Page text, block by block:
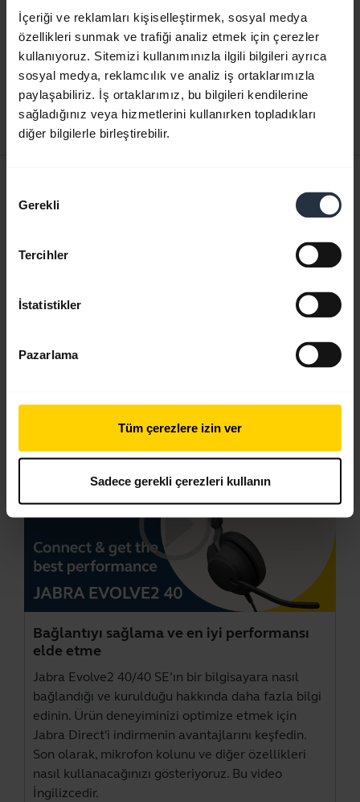
İçeriği ve reklamları kişiselleştirmek, sosyal medya
özellikleri sunmak ve trafiği analiz etmek için çerezler
kullanıyoruz. Sitemizi kullanımınızla ilgili bilgileri ayrıca
sosyal medya, reklamcılık ve analiz iş ortaklarımızla
paylaşabiliriz. İş ortaklarımız, bu bilgileri kendilerine
sağladığınız veya hizmetlerini kullanırken topladıkları
diğer bilgilerle birleştirebilir.
Seçimi
Gerekli
Tercihler
İstatistikler
Pazarlama
Tüm çerezlere izin ver
Sadece gerekli çerezleri kullanın
Hızlı Başlangıç Kılavuzu
İngilizce
Karşıdan yükle
0.48 MB - pdf
Türkçe expand_more
Videolar
Bağlantıyı sağlama ve en iyi performansı
elde etme
Jabra Evolve2 40/40 SE’ın bir bilgisayara nasıl
bağlandığı ve kurulduğu hakkında daha fazla bilgi
edinin. Ürün deneyiminizi optimize etmek için
Jabra Direct'i indirmenin avantajlarını keşfedin.
Son olarak, mikrofon kolunu ve diğer özellikleri
nasıl kullanacağınızı gösteriyoruz. Bu video
İngilizcedir.